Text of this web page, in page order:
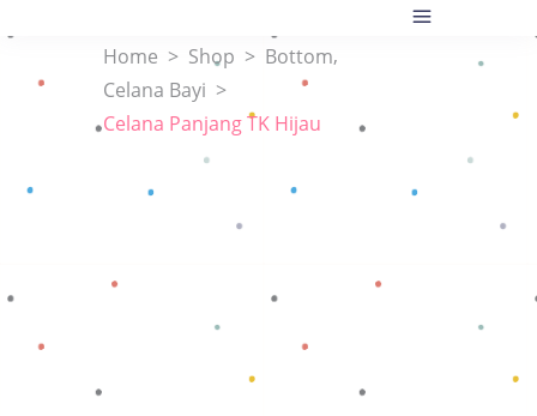
Home > Shop > Bottom,
Celana Bayi >
Celana Panjang TK Hijau